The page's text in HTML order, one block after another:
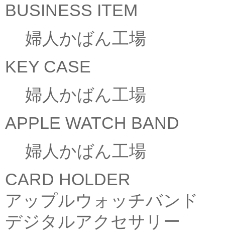
BUSINESS ITEM
婦人かばん工場
KEY CASE
婦人かばん工場
APPLE WATCH BAND
婦人かばん工場
CARD HOLDER
アップルウォッチバンド
デジタルアクセサリー